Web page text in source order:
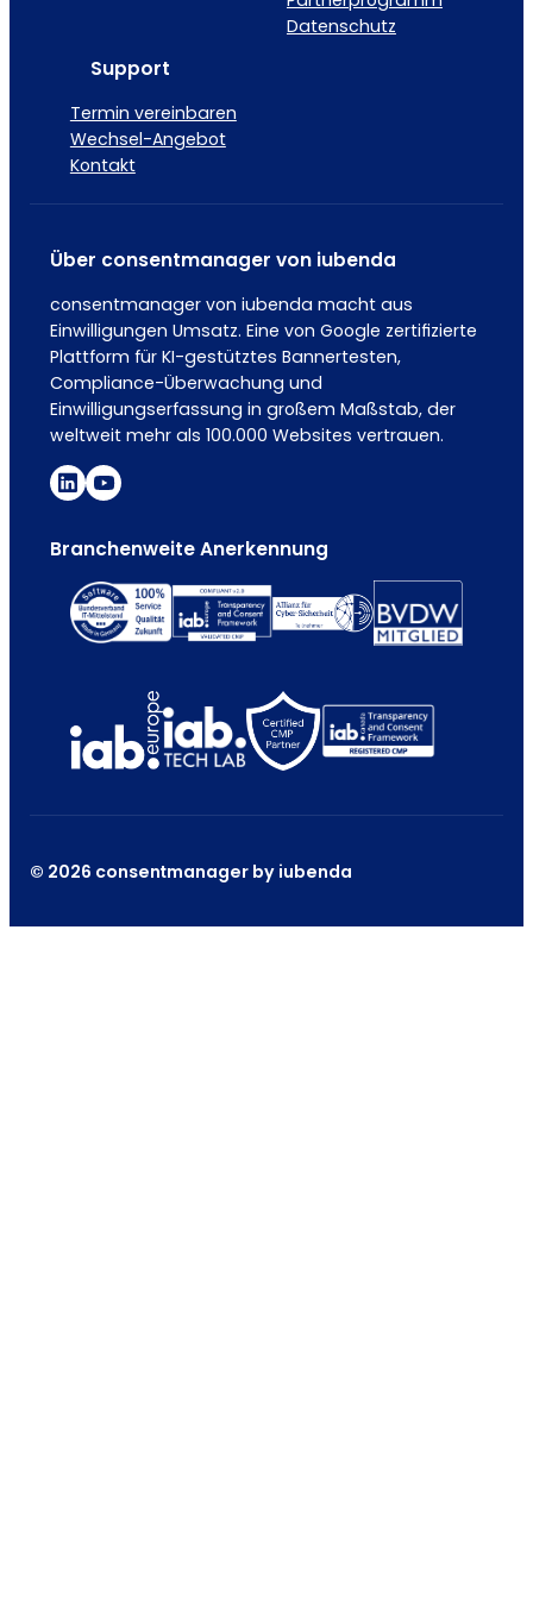
Datenschutz
Support
Termin vereinbaren
Wechsel-Angebot
Kontakt
Über consentmanager von iubenda
consentmanager von iubenda macht aus
Einwilligungen Umsatz. Eine von Google zertifizierte
Plattform für KI-gestütztes Bannertesten,
Compliance-Überwachung und
Einwilligungserfassung in großem Maßstab, der
weltweit mehr als 100.000 Websites vertrauen.
Branchenweite Anerkennung
© 2026 consentmanager by iubenda